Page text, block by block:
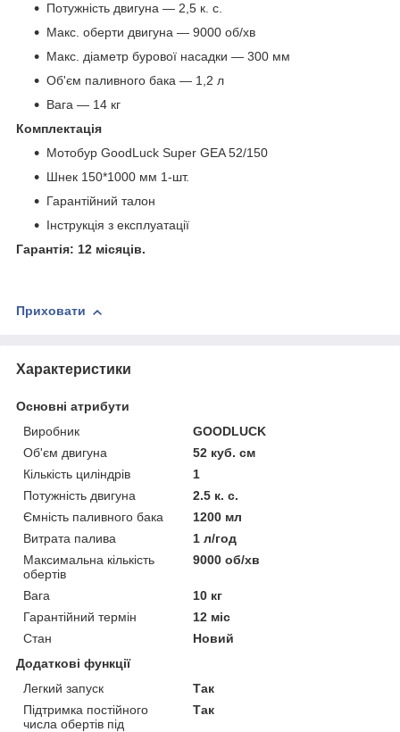
Потужність двигуна — 2,5 к. с.
Макс. оберти двигуна — 9000 об/хв
Макс. діаметр бурової насадки — 300 мм
Об'єм паливного бака — 1,2 л
Вага — 14 кг
Комплектація
Мотобур GoodLuck Super GEA 52/150
Шнек 150*1000 мм 1-шт.
Гарантійний талон
Інструкція з експлуатації
Гарантія: 12 місяців.
Приховати
Характеристики
Основні атрибути
Виробник
GOODLUCK
Об'єм двигуна
52 куб. см
Кількість циліндрів
1
Потужність двигуна
2.5 к. с.
Ємність паливного бака
1200 мл
Витрата палива
1 л/год
Максимальна кількість
обертів
9000 об/хв
Вага
10 кг
Гарантійний термін
12 міс
Стан
Новий
Додаткові функції
Легкий запуск
Так
Підтримка постійного
числа обертів під
Так